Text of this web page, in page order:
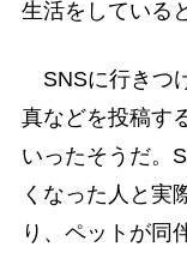
生活をしている
SNSに行きつ
真などを投稿す
いったそうだ。
くなった人と実
り、ペットが同